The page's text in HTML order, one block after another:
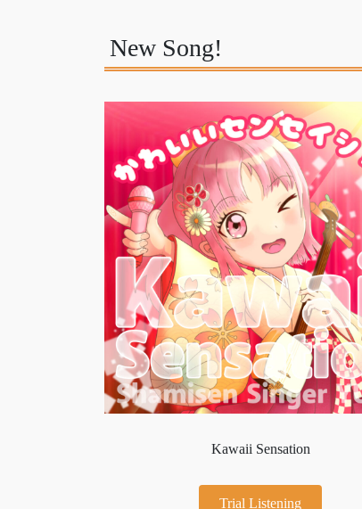
New Song!
Kawaii Sensation
Trial Listening